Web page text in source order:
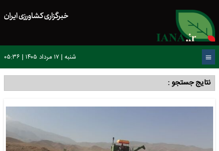
خبرگزاری کشاورزی ایران
شنبه | ۱۷ مرداد ۱۴۰۵ | ۰۵:۳۶
نتایج جستجو :